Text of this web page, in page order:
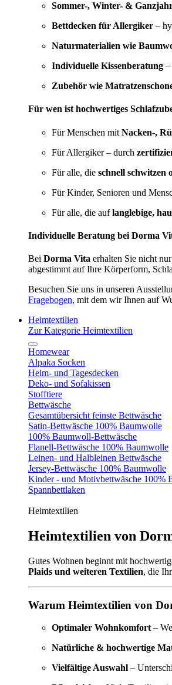
Sommer-, Winter- &
Bettdecken für Allergiker –
Naturmaterialien wie
Individuelle Kissenberatung –
Zubehör wie
Für wen ist hochwertiges
Für Menschen mit Nacken-,
Für Allergiker – durch
Für alle, die schnell schwitzen
Für Kinder, Senioren und
Für alle, die auflanglebige,
Individuelle Beratung bei Dorma
Bei Dorma Vita erhalten Sie nicht
abgestimmt auf Ihre Körperform,
Besuchen Sie uns in unseren
Fragebogen, mit dem wir Ihnen auf
Heimtextilien
Zur Kategorie Heimtextilien
Homewear
Alpaka Socken
Heim- und Tagesdecken
Deko- und Sofakissen
Stofftiere
Bettwäsche
Gesamtübersicht feinste Bettwäsche
Satin-Bettwäsche 100% Baumwolle
100% Baumwoll-Bettwäsche
Flanell-Bettwäsche 100% Baumwolle
Leinen- und Halbleinen Bettwäsche
Jersey-Bettwäsche 100% Baumwolle
Kinder - und Motivbettwäsche 100%
Spannbettlaken
Heimtextilien
Heimtextilien von
Gutes Wohnen beginnt mit
Plaids und weiteren Textilien, die
Warum Heimtextilien von
Optimaler Wohnkomfort –
Natürliche & hochwertige
Vielfältige Auswahl –